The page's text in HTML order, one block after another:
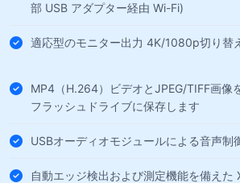
部 USB アダプター経由 Wi-Fi)
適応型のモニター出力 4K/1080p切り替え
MP4（H.264）ビデオとJPEG/TIFF画像
フラッシュドライブに保存します
USBオーディオモジュールによる音声制
自動エッジ検出および測定機能を備えた